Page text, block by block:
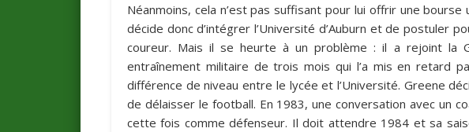
Néanmoins, cela n’est pas suffisant pour lui offrir une
décide donc d’intégrer l’Université d’Auburn et de postuler
coureur. Mais il se heurte à un problème : il a rejoint la
entraînement militaire de trois mois qui l’a mis en retard
différence de niveau entre le lycée et l’Université. Greene
de délaisser le football. En 1983, une conversation avec un
cette fois comme défenseur. Il doit attendre 1984 et sa